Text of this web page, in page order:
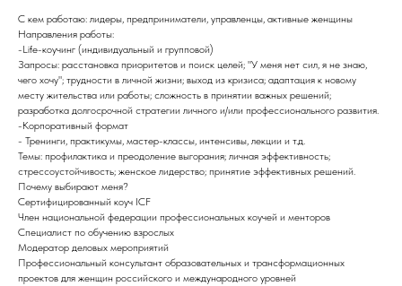
С кем работаю: лидеры, предприниматели, управленцы, активные женщины
Направления работы:
-Life-коучинг (индивидуальный и групповой)
Запросы: расстановка приоритетов и поиск целей; "У меня нет сил, я не знаю,
чего хочу"; трудности в личной жизни; выход из кризиса; адаптация к новому
месту жительства или работы; сложность в принятии важных решений;
разработка долгосрочной стратегии личного и/или профессионального развития.
-Корпоративный формат
- Тренинги, практикумы, мастер-классы, интенсивы, лекции и т.д.
Темы: профилактика и преодоление выгорания; личная эффективность;
стрессоустойчивость; женское лидерство; принятие эффективных решений.
Почему выбирают меня?
Сертифицированный коуч ICF
Член национальной федерации профессиональных коучей и менторов
Специалист по обучению взрослых
Модератор деловых мероприятий
Профессиональный консультант образовательных и трансформационных
проектов для женщин российского и международного уровней